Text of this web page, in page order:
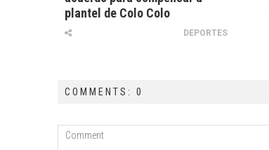
plantel de Colo Colo
DEPORTES
COMMENTS: 0